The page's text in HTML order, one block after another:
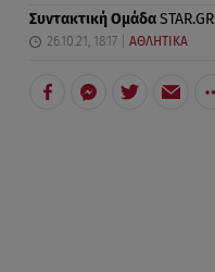
Συντακτική ΟμάδαSTAR.GR
26.10.21, 18:17 ΑΘΛΗΤΙΚΑ